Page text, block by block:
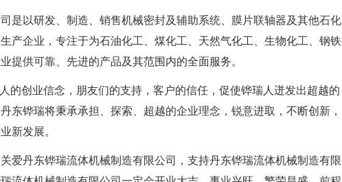
是以研发、制造、销售机械密封及辅助系统、膜片联轴器及其他石化
产企业，专注于为石油化工、煤化工、天然气化工、生物化工、钢铁
提供可靠、先进的产品及其范围内的全面服务。
的创业信念，朋友们的支持，客户的信任，促使铧瑞人迸发出超越的
东铧瑞将秉承承担、探索、超越的企业理念，锐意进取，不断创新，
新发展。
爱丹东铧瑞流体机械制造有限公司，支持丹东铧瑞流体机械制造有限